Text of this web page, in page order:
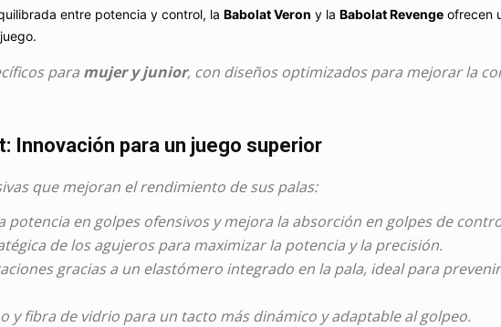
entre potencia y control, la Babolat Veron y la Babolat Revengeofrecen
para mujer y junior, con diseños optimizados para mejorar la
Innovación para un juego superior
que mejoran el rendimiento de sus palas:
potencia en golpes ofensivos y mejora la absorción en golpes de
de los agujeros para maximizar la potencia y la precisión.
gracias a un elastómero integrado en la pala, ideal para
y fibra de vidrio para un tacto más dinámico y adaptable al golpeo.